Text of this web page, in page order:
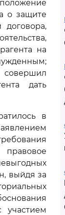
о защите
договора,
на
дать
в
выйдя за